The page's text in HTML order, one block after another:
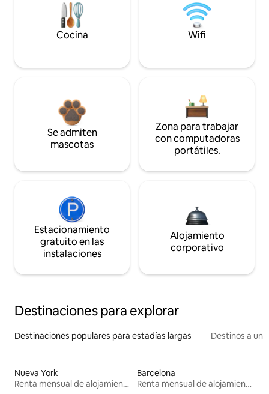
Cocina Wifi
Se admiten
mascotas
Zona para trabajar
con computadoras
portátiles.
Estacionamiento
gratuito en las
instalaciones
Alojamiento
corporativo
Destinaciones para explorar
Destinaciones populares para estadías largas Destinos a un
Nueva York
Renta mensual de alojamientos
Barcelona
Renta mensual de alojamientos